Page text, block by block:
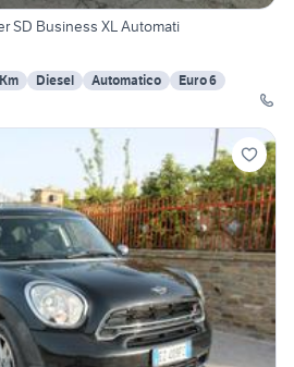
SD Business XL Automati
Diesel Automatico
Euro 6